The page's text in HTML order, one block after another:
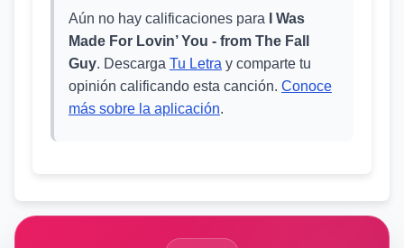
Aún no hay calificaciones para
I Was
Made For Lovin’ You - from The Fall
Guy. Descarga Tu Letra y comparte tu
opinión calificando esta canción. Conoce
más sobre la aplicación.